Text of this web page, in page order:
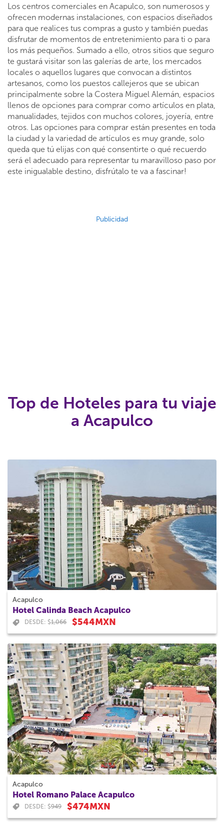
Los centros comerciales en Acapulco, son numerosos y
ofrecen modernas instalaciones, con espacios diseñados
para que realices tus compras a gusto y también puedas
disfrutar de momentos de entretenimiento para ti o para
los más pequeños. Sumado a ello, otros sitios que seguro
te gustará visitar son las galerías de arte, los mercados
locales o aquellos lugares que convocan a distintos
artesanos, como los puestos callejeros que se ubican
principalmente sobre la Costera Miguel Alemán, espacios
llenos de opciones para comprar como artículos en plata,
manualidades, tejidos con muchos colores, joyería, entre
otros. Las opciones para comprar están presentes en toda
la ciudad y la variedad de artículos es muy grande, solo
queda que tú elijas con qué consentirte o qué recuerdo
será el adecuado para representar tu maravilloso paso por
este inigualable destino, disfrútalo te va a fascinar!
Publicidad
Top de Hoteles para tu viaje
a Acapulco
Acapulco
Hotel Calinda Beach Acapulco
DESDE: $1,066 $544MXN
Acapulco
Hotel Romano Palace Acapulco
DESDE: $949 $474MXN